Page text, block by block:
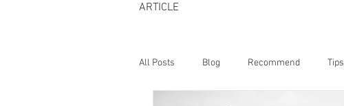
ARTICLE
All Posts Blog Recommend Tips